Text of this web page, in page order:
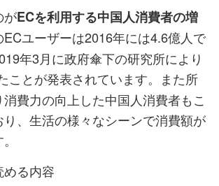
がECを利用する中国人消費者の増
ユーザーは2016年には4.6億人で
年3月に政府傘下の研究所により
ことが発表されています。また所
費力の向上した中国人消費者もこ
、生活の様々なシーンで消費額が
める内容